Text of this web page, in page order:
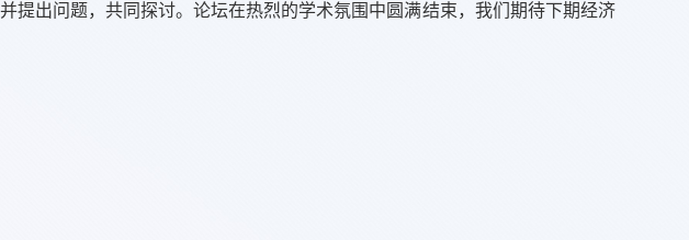
并提出问题，共同探讨。论坛在热烈的学术氛围中圆满结束，我们期待下期经济